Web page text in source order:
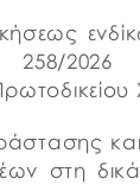
258/
στη